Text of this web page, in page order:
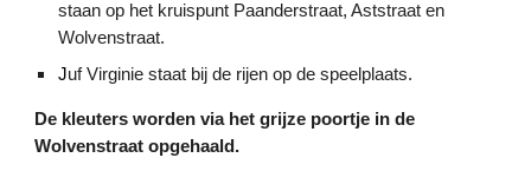
staan op het kruispunt Paanderstraat, Aststraat en
Wolvenstraat.
Juf Virginie staat bij de rijen op de speelplaats.
De kleuters worden via het grijze poortje in de
Wolvenstraat opgehaald.